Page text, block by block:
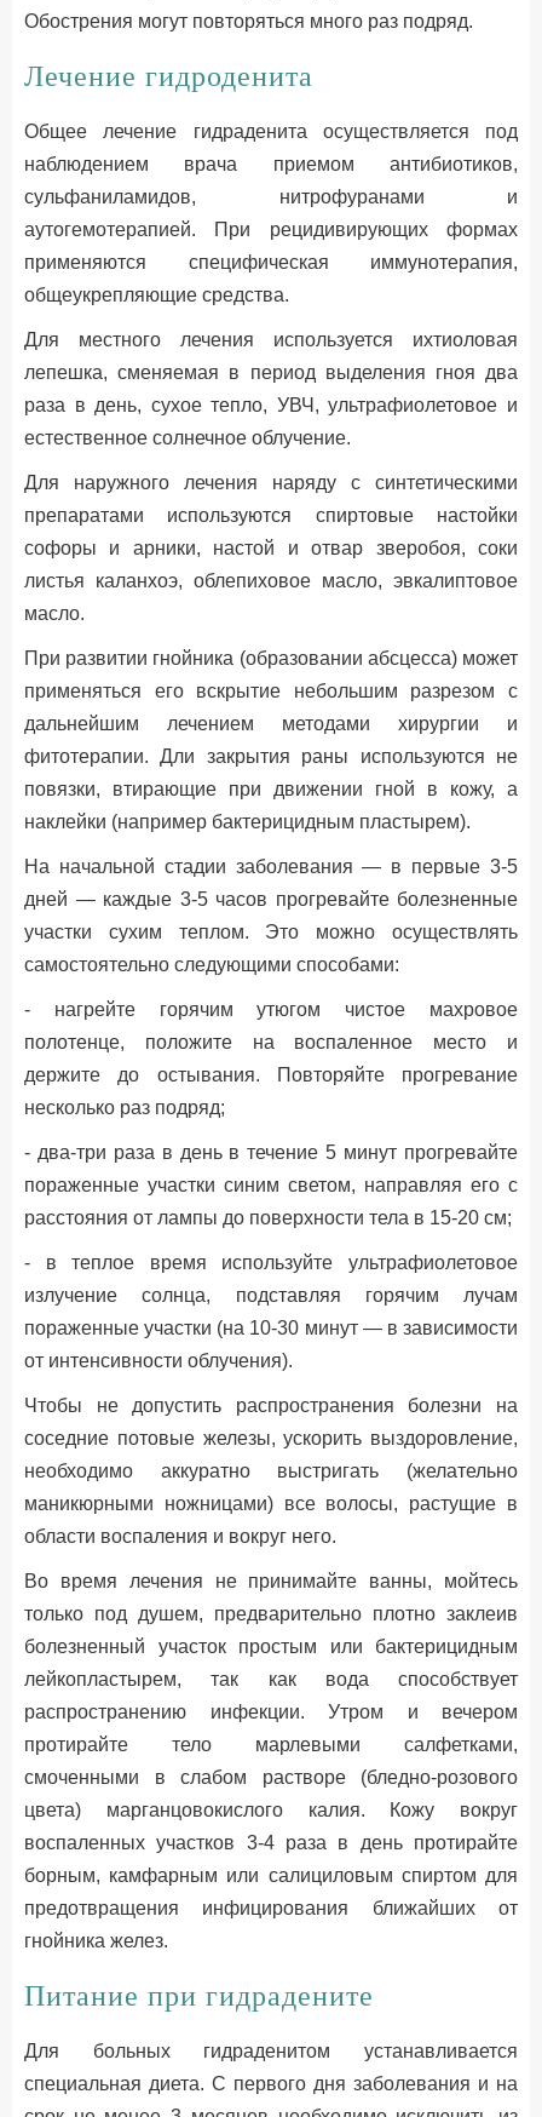
Обострения могут повторяться много раз подряд.
Лечение гидроденита
Общее лечение гидраденита осуществляется под
наблюдением врача приемом антибиотиков,
сульфаниламидов, нитрофуранами и
аутогемотерапией. При рецидивирующих формах
применяются специфическая иммунотерапия,
общеукрепляющие средства.
Для местного лечения используется ихтиоловая
лепешка, сменяемая в период выделения гноя два
раза в день, сухое тепло, УВЧ, ультрафиолетовое и
естественное солнечное облучение.
Для наружного лечения наряду с синтетическими
препаратами используются спиртовые настойки
софоры и арники, настой и отвар зверобоя, соки
листья каланхоэ, облепиховое масло, эвкалиптовое
масло.
При развитии гнойника (образовании абсцесса) может
применяться его вскрытие небольшим разрезом с
дальнейшим лечением методами хирургии и
фитотерапии. Дли закрытия раны используются не
повязки, втирающие при движении гной в кожу, а
наклейки (например бактерицидным пластырем).
На начальной стадии заболевания — в первые 3-5
дней — каждые 3-5 часов прогревайте болезненные
участки сухим теплом. Это можно осуществлять
самостоятельно следующими способами:
- нагрейте горячим утюгом чистое махровое
полотенце, положите на воспаленное место и
держите до остывания. Повторяйте прогревание
несколько раз подряд;
- два-три раза в день в течение 5 минут прогревайте
пораженные участки синим светом, направляя его с
расстояния от лампы до поверхности тела в 15-20 см;
- в теплое время используйте ультрафиолетовое
излучение солнца, подставляя горячим лучам
пораженные участки (на 10-30 минут — в зависимости
от интенсивности облучения).
Чтобы не допустить распространения болезни на
соседние потовые железы, ускорить выздоровление,
необходимо аккуратно выстригать (желательно
маникюрными ножницами) все волосы, растущие в
области воспаления и вокруг него.
Во время лечения не принимайте ванны, мойтесь
только под душем, предварительно плотно заклеив
болезненный участок простым или бактерицидным
лейкопластырем, так как вода способствует
распространению инфекции. Утром и вечером
протирайте тело марлевыми салфетками,
смоченными в слабом растворе (бледно-розового
цвета) марганцовокислого калия. Кожу вокруг
воспаленных участков 3-4 раза в день протирайте
борным, камфарным или салициловым спиртом для
предотвращения инфицирования ближайших от
гнойника желез.
Питание при гидрадените
Для больных гидраденитом устанавливается
специальная диета. С первого дня заболевания и на